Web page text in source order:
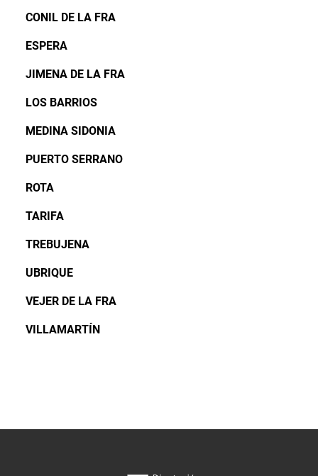
CONIL DE LA FRA
ESPERA
JIMENA DE LA FRA
LOS BARRIOS
MEDINA SIDONIA
PUERTO SERRANO
ROTA
TARIFA
TREBUJENA
UBRIQUE
VEJER DE LA FRA
VILLAMARTÍN